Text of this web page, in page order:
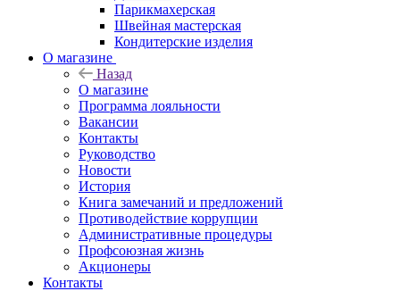
Парикмахерская
Швейная мастерская
Кондитерские изделия
О магазине
Назад
О магазине
Программа лояльности
Вакансии
Контакты
Руководство
Новости
История
Книга замечаний и предложений
Противодействие коррупции
Административные процедуры
Профсоюзная жизнь
Акционеры
Контакты